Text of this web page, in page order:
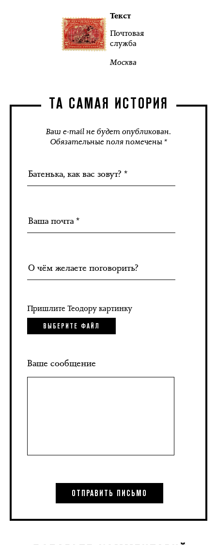
Текст
Почтовая
служба
Москва
ТА САМАЯ ИСТОРИЯ
Ваш e-mail не будет опубликован.
Обязательные поля помечены *
Пришлите Теодору картинку
ВЫБЕРИТЕ ФАЙЛ
Ваше сообщение